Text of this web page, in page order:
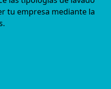
tu empresa mediante la